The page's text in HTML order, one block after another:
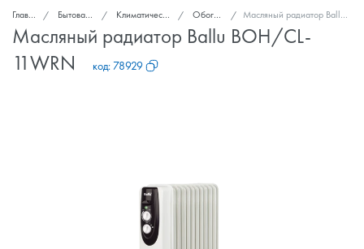
Главная Бытовая техника Климатическая техника Обогреватели Масляный радиатор Ballu BOH/CL-11WRN
Масляный радиатор Ballu BOH/CL-
11WRN
код: 78929